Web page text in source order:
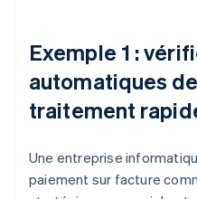
Exemple 1 :
automatiques
traitement
Une entreprise
paiement sur facture